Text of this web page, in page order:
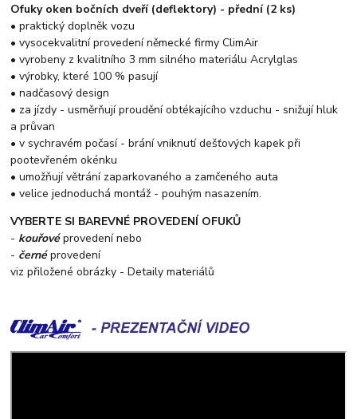
Ofuky oken bočních dveří (deflektory) - přední (2 ks)
• praktický doplněk vozu
• vysocekvalitní provedení německé firmy ClimAir
• vyrobeny z kvalitního 3 mm silného materiálu Acrylglas
• výrobky, které 100 % pasují
• nadčasový design
• za jízdy - usměrňují proudění obtékajícího vzduchu - snižují hluk
a průvan
• v sychravém počasí - brání vniknutí dešťových kapek při
pootevřeném okénku
• umožňují větrání zaparkovaného a zamčeného auta
• velice jednoduchá montáž - pouhým nasazením.
VYBERTE SI BAREVNÉ PROVEDENÍ OFUKŮ
- kouřovéprovedení nebo
- černéprovedení
viz přiložené obrázky - Detaily materiálů